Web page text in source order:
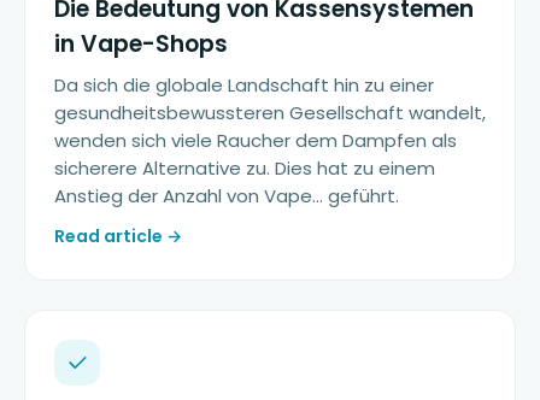
Die Bedeutung von Kassensystemen
in Vape-Shops
Da sich die globale Landschaft hin zu einer
gesundheitsbewussteren Gesellschaft wandelt,
wenden sich viele Raucher dem Dampfen als
sicherere Alternative zu. Dies hat zu einem
Anstieg der Anzahl von Vape… geführt.
Read article →